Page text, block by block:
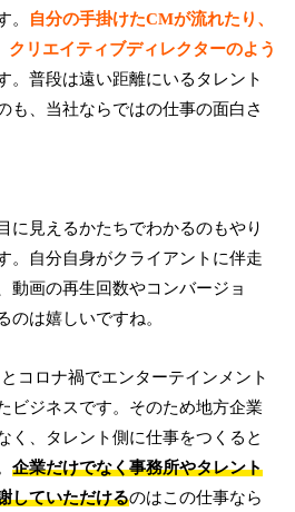
。
自分の手掛けたCMが流れたり、
クリエイティブディレクターのよう
。普段は遠い距離にいるタレント
も、当社ならではの仕事の面白さ
に見えるかたちでわかるのもやり
。自分自身がクライアントに伴走
動画の再生回数やコンバージョ
のは嬉しいですね。
コロナ禍でエンターテインメント
ビジネスです。そのため地方企業
く、タレント側に仕事をつくると
企業だけでなく事務所やタレント
していただけるのはこの仕事なら